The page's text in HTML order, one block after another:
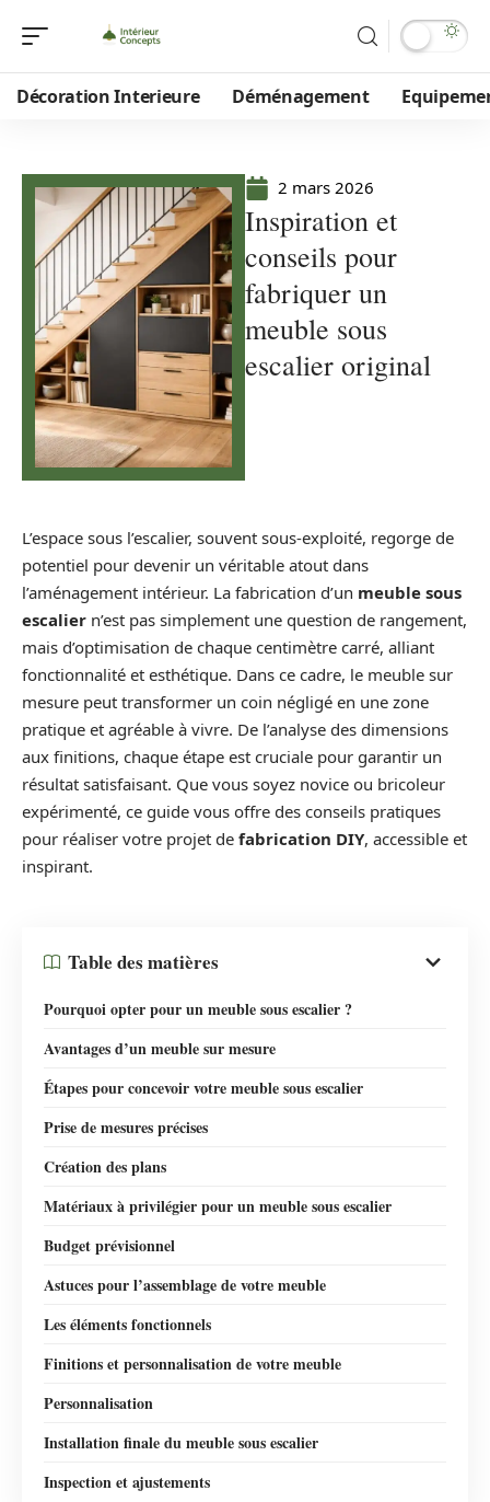
Décoration Interieure Déménagement
2 mars 2026
Inspiration et
conseils pour
fabriquer un
meuble sous
escalier original
L’espace sous l’escalier, souvent sous-exploité, regorge de
potentiel pour devenir un véritable atout dans
l’aménagement intérieur. La fabrication d’un meuble sous
escalier n’est pas simplement une question de rangement,
mais d’optimisation de chaque centimètre carré, alliant
fonctionnalité et esthétique. Dans ce cadre, le meuble sur
mesure peut transformer un coin négligé en une zone
pratique et agréable à vivre. De l’analyse des dimensions
aux finitions, chaque étape est cruciale pour garantir un
résultat satisfaisant. Que vous soyez novice ou bricoleur
expérimenté, ce guide vous offre des conseils pratiques
pour réaliser votre projet de fabrication DIY, accessible et
inspirant.
Table des matières
Pourquoi opter pour un meuble sous escalier ?
Avantages d’un meuble sur mesure
Étapes pour concevoir votre meuble sous escalier
Prise de mesures précises
Création des plans
Matériaux à privilégier pour un meuble sous escalier
Budget prévisionnel
Astuces pour l’assemblage de votre meuble
Les éléments fonctionnels
Finitions et personnalisation de votre meuble
Personnalisation
Installation finale du meuble sous escalier
Inspection et ajustements